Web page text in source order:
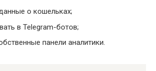
о кошельках;
в Telegram-ботов;
панели аналитики.